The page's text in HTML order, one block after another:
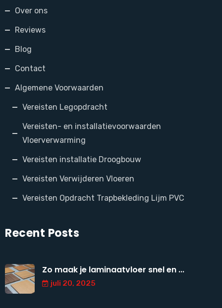
Over ons
Reviews
Blog
Contact
Algemene Voorwaarden
Vereisten Legopdracht
Vereisten- en installatievoorwaarden
Vloerverwarming
Vereisten installatie Droogbouw
Vereisten Verwijderen Vloeren
Vereisten Opdracht Trapbekleding Lijm PVC
Recent Posts
Zo maak je laminaatvloer snel en ...
juli 20, 2025